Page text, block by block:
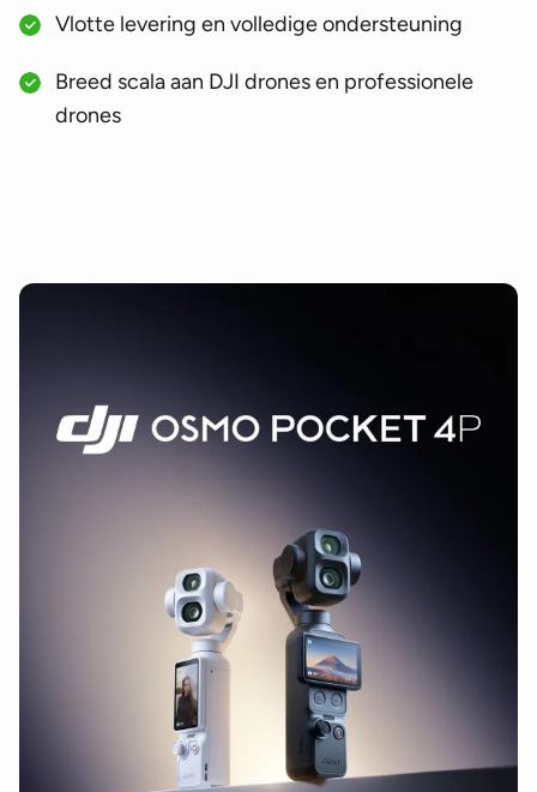
Vlotte levering en volledige ondersteuning
Breed scala aan DJI drones en professionele
drones